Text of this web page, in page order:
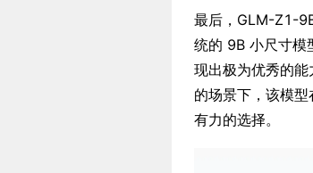
最后，GLM-Z1-
统的 9B 小尺寸
现出极为优秀的
的场景下，该模
有力的选择。